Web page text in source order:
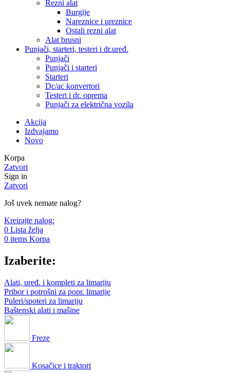
Rezni alat
Burgije
Nareznice i ureznice
Ostali rezni alat
Alat brusni
Punjači, starteri, testeri i dr.uređ.
Punjači
Punjači i starteri
Starteri
Dc/ac konvertori
Testeri i dr. oprema
Punjači za električna vozila
Akcija
Izdvajamo
Novo
Korpa
Zatvori
Sign in
Zatvori
Još uvek nemate nalog?
Kreirajte nalog:
0 Lista želja
0 items Korpa
Izaberite:
Alati, uređ. i kompleti za limariju
Pribor i potrošni za popr. limarije
Puleri/spoteri za limariju
Baštenski alati i mašine
Freze
Kosačice i traktori